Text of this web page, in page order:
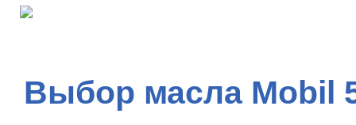
Выбор масла Mobil